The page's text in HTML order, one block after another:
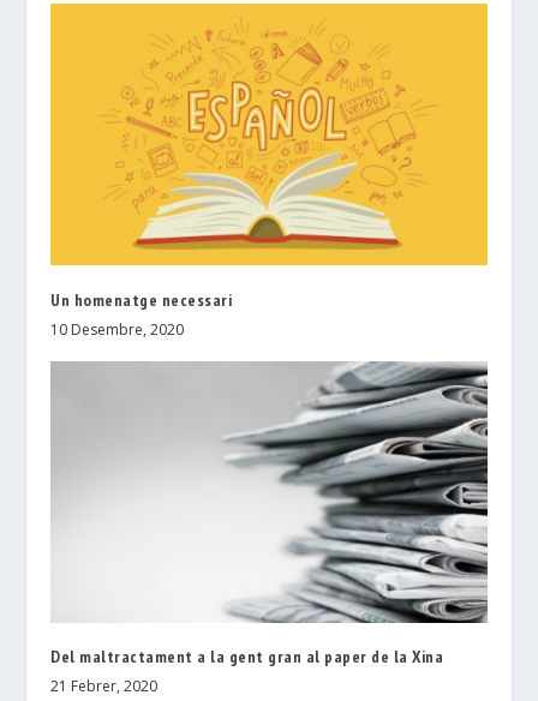
Un homenatge necessari
10 Desembre, 2020
Del maltractament a la gent gran al paper de la Xina
21 Febrer, 2020